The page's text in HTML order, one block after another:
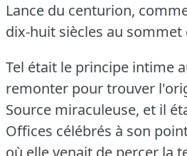
Lance du centurion,
dix-huit siècles au
Tel était le principe intime
remonter pour trouver
Source miraculeuse, et il
Offices célébrés à son
où elle venait de percer la